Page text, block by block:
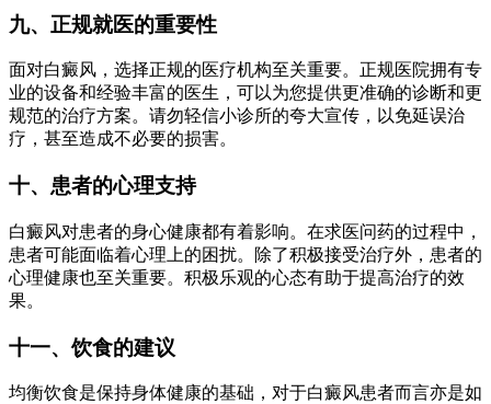
九、正规就医的重要性
面对白癜风，选择正规的医疗机构至关重要。正规医院拥有专
业的设备和经验丰富的医生，可以为您提供更准确的诊断和更
规范的治疗方案。请勿轻信小诊所的夸大宣传，以免延误治
疗，甚至造成不必要的损害。
十、患者的心理支持
白癜风对患者的身心健康都有着影响。在求医问药的过程中，
患者可能面临着心理上的困扰。除了积极接受治疗外，患者的
心理健康也至关重要。积极乐观的心态有助于提高治疗的效
果。
十一、饮食的建议
均衡饮食是保持身体健康的基础，对于白癜风患者而言亦是如